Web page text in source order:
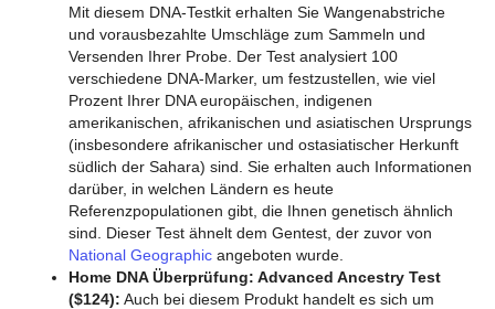
Mit diesem DNA-Testkit erhalten Sie Wangenabstriche
und vorausbezahlte Umschläge zum Sammeln und
Versenden Ihrer Probe. Der Test analysiert 100
verschiedene DNA-Marker, um festzustellen, wie viel
Prozent Ihrer DNA europäischen, indigenen
amerikanischen, afrikanischen und asiatischen Ursprungs
(insbesondere afrikanischer und ostasiatischer Herkunft
südlich der Sahara) sind. Sie erhalten auch Informationen
darüber, in welchen Ländern es heute
Referenzpopulationen gibt, die Ihnen genetisch ähnlich
sind. Dieser Test ähnelt dem Gentest, der zuvor von
National Geographic angeboten wurde.
Home DNA Überprüfung: Advanced Ancestry Test
($124): Auch bei diesem Produkt handelt es sich um